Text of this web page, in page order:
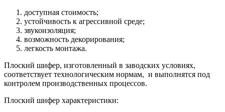
доступная стоимость;
устойчивость к агрессивной среде;
звукоизоляция;
возможность декорирования;
легкость монтажа.
Плоский шифер, изготовленный в заводских условиях,
соответствует технологическим нормам, и выполнятся под
контролем производственных процессов.
Плоский шифер характеристики: